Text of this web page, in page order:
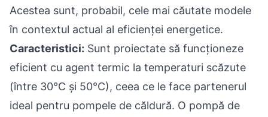
Acestea sunt, probabil, cele mai căutate modele
în contextul actual al eficienței energetice.
Caracteristici: Sunt proiectate să funcționeze
eficient cu agent termic la temperaturi scăzute
(între 30°C și 50°C), ceea ce le face partenerul
ideal pentru pompele de căldură. O pompă de